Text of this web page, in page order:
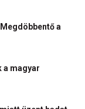
a
a magyar